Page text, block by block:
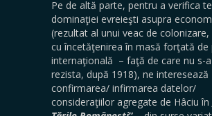
Pe de altă parte, pentru a verifica
dominaţiei evreieşti asupra
(rezultat al unui veac de
cu încetăţenirea în masă forţată de
internaţională – faţă de care nu s-
rezista, după 1918), ne interesează
confirmarea/ infirmarea datelor/
consideraţiilor agregate de Hâciu în